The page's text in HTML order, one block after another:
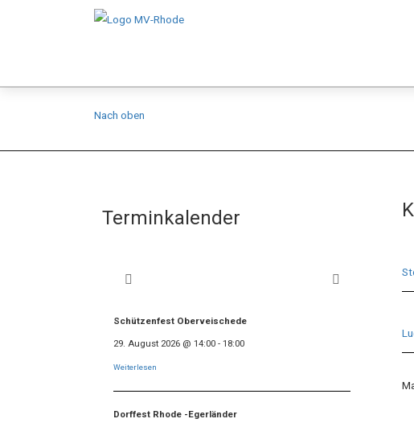
Nach oben
Terminkalender
Schützenfest Oberveischede
29. August 2026 @ 14:00 - 18:00
Weiterlesen
Dorffest Rhode -Egerländer